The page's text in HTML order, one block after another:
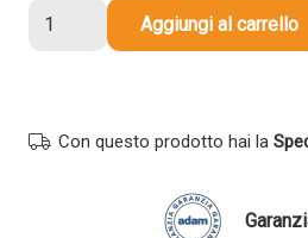
compatibile
MAGENTA
Aggiungi al carrello
Con questo prodotto hai la